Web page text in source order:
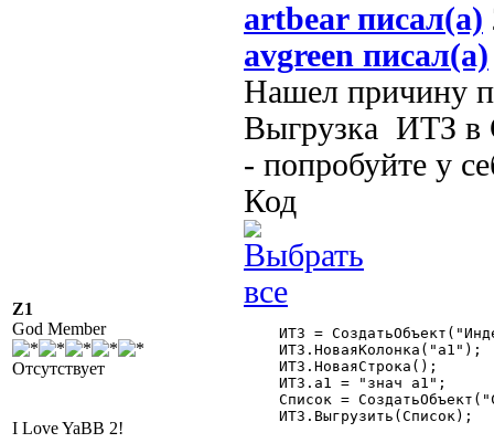
Z1
God Member
Отсутствует
I Love YaBB 2!
artbear писал(а)
avgreen писал(а)
Нашел причину
Выгрузка ИТЗ в
- попробуйте у
Код
ИТЗ =
ИТЗ.НоваяКолонка("а1");
ИТЗ.НоваяСтрока();
ИТЗ.а1 = "знач а1";
Список =
ИТЗ.Выгрузить(Список);